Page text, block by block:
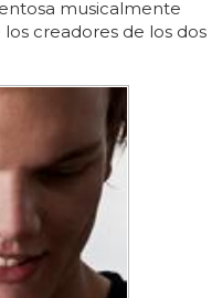
musicalmente
creadores de los dos